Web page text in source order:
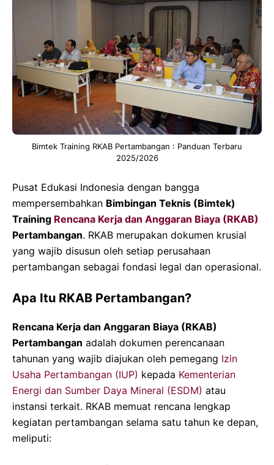
Bimtek Training RKAB Pertambangan : Panduan Terbaru
2025/2026
Pusat Edukasi Indonesia dengan bangga
mempersembahkan Bimbingan Teknis (Bimtek)
Training Rencana Kerja dan Anggaran Biaya (RKAB)
Pertambangan. RKAB merupakan dokumen krusial
yang wajib disusun oleh setiap perusahaan
pertambangan sebagai fondasi legal dan operasional.
Apa Itu RKAB Pertambangan?
Rencana Kerja dan Anggaran Biaya (RKAB)
Pertambangan adalah dokumen perencanaan
tahunan yang wajib diajukan oleh pemegang Izin
Usaha Pertambangan (IUP) kepada Kementerian
Energi dan Sumber Daya Mineral (ESDM) atau
instansi terkait. RKAB memuat rencana lengkap
kegiatan pertambangan selama satu tahun ke depan,
meliputi: